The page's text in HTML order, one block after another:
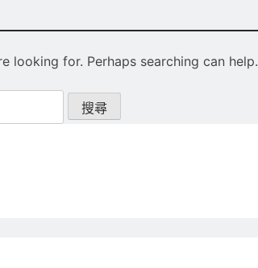
looking for. Perhaps searching can help.